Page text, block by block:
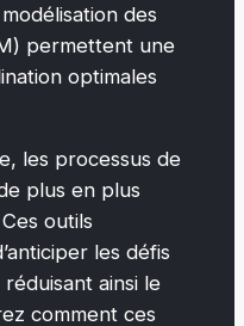
des
permettent une
optimales
les processus de
plus en plus
outils
les défis
ainsi le
comment ces